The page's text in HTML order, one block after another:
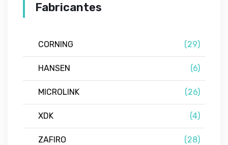
Fabricantes
CORNING (29)
HANSEN (6)
MICROLINK (26)
XDK (4)
ZAFIRO (28)